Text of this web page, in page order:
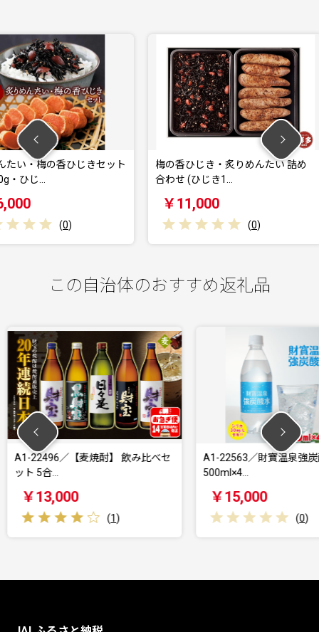
じきセット
梅の香ひじき・炙りめんたい 詰め
合わせ (ひじき1…
( 0)
直火焼き
この自治体のおすすめ返礼品
飲み比べセ
A1-22563／財寶温泉強炭酸水
A1-